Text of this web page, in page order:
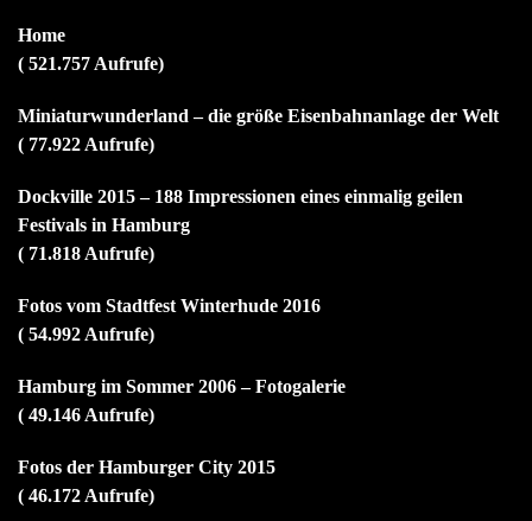
Home
( 521.757 Aufrufe)
Miniaturwunderland – die größe Eisenbahnanlage der Welt
( 77.922 Aufrufe)
Dockville 2015 – 188 Impressionen eines einmalig geilen
Festivals in Hamburg
( 71.818 Aufrufe)
Fotos vom Stadtfest Winterhude 2016
( 54.992 Aufrufe)
Hamburg im Sommer 2006 – Fotogalerie
( 49.146 Aufrufe)
Fotos der Hamburger City 2015
( 46.172 Aufrufe)